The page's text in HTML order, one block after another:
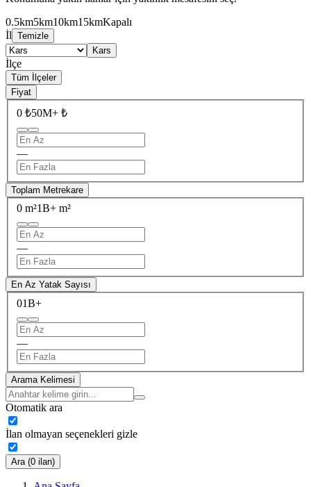
0.5km5km10km15kmKapalı
İl Temizle
Kars
İlçe
Tüm İlçeler
Fiyat
0 ₺50M+ ₺
—
Toplam Metrekare
0 m²1B+ m²
—
En Az Yatak Sayısı
01B+
—
Arama Kelimesi
Otomatik ara
İlan olmayan seçenekleri gizle
Ara (0 ilan)